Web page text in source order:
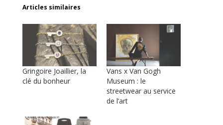
Articles similaires
Gringoire Joaillier, la
clé du bonheur
Vans x Van Gogh
Museum : le
streetwear au service
de l’art